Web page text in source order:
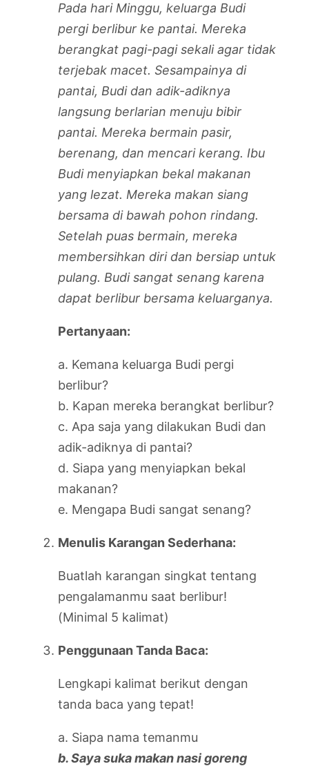
Pada hari Minggu, keluarga Budi
pergi berlibur ke pantai. Mereka
berangkat pagi-pagi sekali agar tidak
terjebak macet. Sesampainya di
pantai, Budi dan adik-adiknya
langsung berlarian menuju bibir
pantai. Mereka bermain pasir,
berenang, dan mencari kerang. Ibu
Budi menyiapkan bekal makanan
yang lezat. Mereka makan siang
bersama di bawah pohon rindang.
Setelah puas bermain, mereka
membersihkan diri dan bersiap untuk
pulang. Budi sangat senang karena
dapat berlibur bersama keluarganya.
Pertanyaan:
a. Kemana keluarga Budi pergi
berlibur?
b. Kapan mereka berangkat berlibur?
c. Apa saja yang dilakukan Budi dan
adik-adiknya di pantai?
d. Siapa yang menyiapkan bekal
makanan?
e. Mengapa Budi sangat senang?
Menulis Karangan Sederhana:
Buatlah karangan singkat tentang
pengalamanmu saat berlibur!
(Minimal 5 kalimat)
Penggunaan Tanda Baca:
Lengkapi kalimat berikut dengan
tanda baca yang tepat!
a. Siapa nama temanmu
b. Saya suka makan nasi goreng